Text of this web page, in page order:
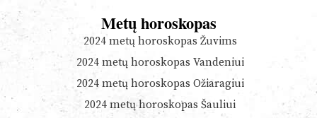
Metų horoskopas
2024 metų horoskopas Žuvims
2024 metų horoskopas Vandeniui
2024 metų horoskopas Ožiaragiui
2024 metų horoskopas Šauliui